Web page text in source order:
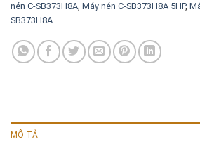
nén C-SB373H8A, Máy nén C-SB373H8A 5HP,
SB373H8A
MÔ TẢ